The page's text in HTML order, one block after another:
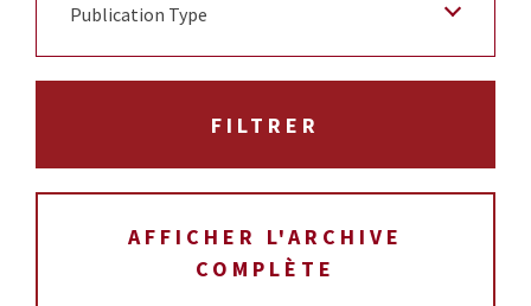
Publication Type
AFFICHER L'ARCHIVE
COMPLÈTE